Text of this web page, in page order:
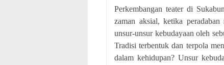
Perkembangan teater di
zaman aksial, ketika
unsur-unsur kebudayaan oleh
Tradisi terbentuk dan terpola
dalam kehidupan? Unsur